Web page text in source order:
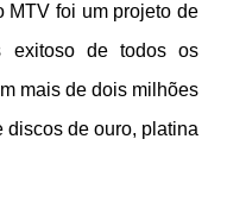
MTV foi um projeto de
exitoso de todos os
mais de dois milhões
discos de ouro, platina